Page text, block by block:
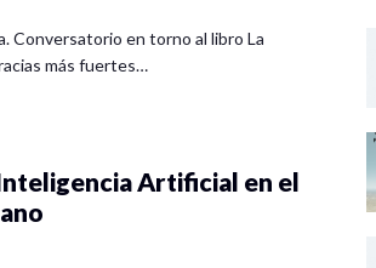
Conversatorio en torno al libro La
más fuertes…
Artificial en el